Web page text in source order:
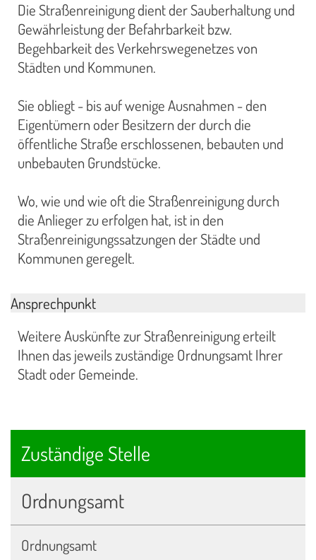
Die Straßenreinigung dient der Sauberhaltung und
Gewährleistung der Befahrbarkeit bzw.
Begehbarkeit des Verkehrswegenetzes von
Städten und Kommunen.
Sie obliegt - bis auf wenige Ausnahmen - den
Eigentümern oder Besitzern der durch die
öffentliche Straße erschlossenen, bebauten und
unbebauten Grundstücke.
Wo, wie und wie oft die Straßenreinigung durch
die Anlieger zu erfolgen hat, ist in den
Straßenreinigungssatzungen der Städte und
Kommunen geregelt.
Ansprechpunkt
Weitere Auskünfte zur Straßenreinigung erteilt
Ihnen das jeweils zuständige Ordnungsamt Ihrer
Stadt oder Gemeinde.
Zuständige Stelle
Ordnungsamt
Ordnungsamt